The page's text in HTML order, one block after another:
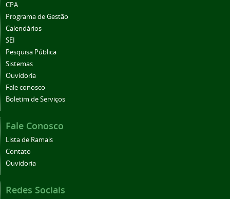
CPA
Programa de Gestão
Calendários
SEI
Pesquisa Pública
Sistemas
Ouvidoria
Fale conosco
Boletim de Serviços
Fale Conosco
Lista de Ramais
Contato
Ouvidoria
Redes Sociais